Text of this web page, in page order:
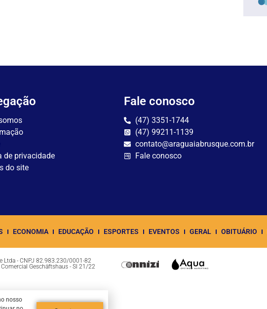
de privacidade
do site
Fale conosco
(47) 3351-1744
(47) 99211-1139
contato@araguaiabrusque.com.br
Fale conosco
ECONOMIA EDUCAÇÃO ESPORTES EVENTOS GERAL OBITUÁRIO
Ltda - CNPJ 82.983.230/0001-82
Geschäftshaus - Sl 21/22
nosso